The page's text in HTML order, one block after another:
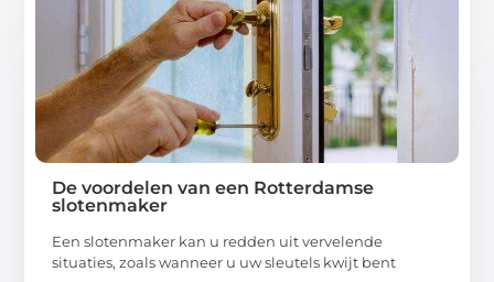
De voordelen van een Rotterdamse
slotenmaker
Een slotenmaker kan u redden uit vervelende
situaties, zoals wanneer u uw sleutels kwijt bent